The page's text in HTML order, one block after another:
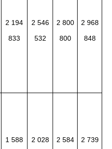
2 194
833
2 546
532
2 800
800
2 968
848
1 588
2 028
2 584
2 739